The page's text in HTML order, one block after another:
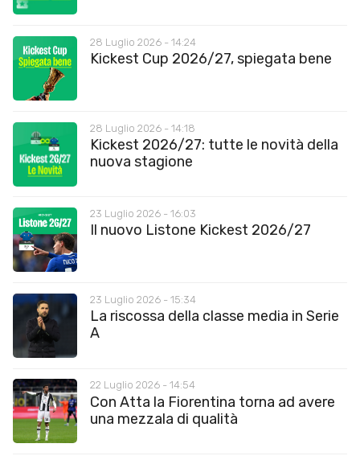
28 Luglio 2026 - 14:24
Kickest Cup 2026/27, spiegata bene
28 Luglio 2026 - 14:18
Kickest 2026/27: tutte le novità della
nuova stagione
23 Luglio 2026 - 16:03
Il nuovo Listone Kickest 2026/27
23 Luglio 2026 - 15:34
La riscossa della classe media in Serie
A
22 Luglio 2026 - 14:54
Con Atta la Fiorentina torna ad avere
una mezzala di qualità